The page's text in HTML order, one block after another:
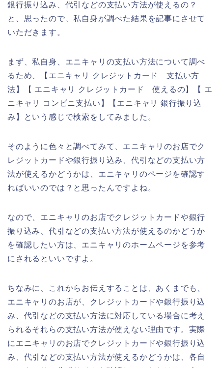
銀行振り込み、代引などの支払い方法が使えるの？
と、思ったので、私自身が調べた結果を記事にさせて
いただきます。
まず、私自身、エニキャリの支払い方法について調べ
るため、【エニキャリ クレジットカード 支払い方
法】【 エニキャリ クレジットカード 使えるの】【 エ
ニキャリ コンビニ支払い】【エニキャリ 銀行振り込
み】という感じで検索をしてみました。
そのように色々と調べてみて、エニキャリのお店でク
レジットカードや銀行振り込み、代引などの支払い方
法が使えるかどうかは、エニキャリのページを確認す
ればいいのでは？と思ったんですよね。
なので、エニキャリのお店でクレジットカードや銀行
振り込み、代引などの支払い方法が使えるのかどうか
を確認したい方は、エニキャリのホームページを参考
にされるといいですよ。
ちなみに、これからお伝えすることは、あくまでも、
エニキャリのお店が、クレジットカードや銀行振り込
み、代引などの支払い方法に対応している場合に考え
られるそれらの支払い方法が使えない理由です。実際
にエニキャリのお店でクレジットカードや銀行振り込
み、代引などの支払い方法が使えるかどうかは、各自